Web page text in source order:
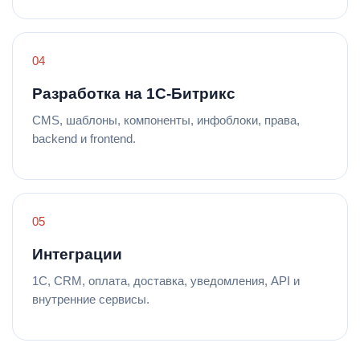
Разработка на 1С-Битрикс
CMS, шаблоны, компоненты, инфоблоки, права,
backend и frontend.
Интеграции
1С, CRM, оплата, доставка, уведомления, API и
внутренние сервисы.